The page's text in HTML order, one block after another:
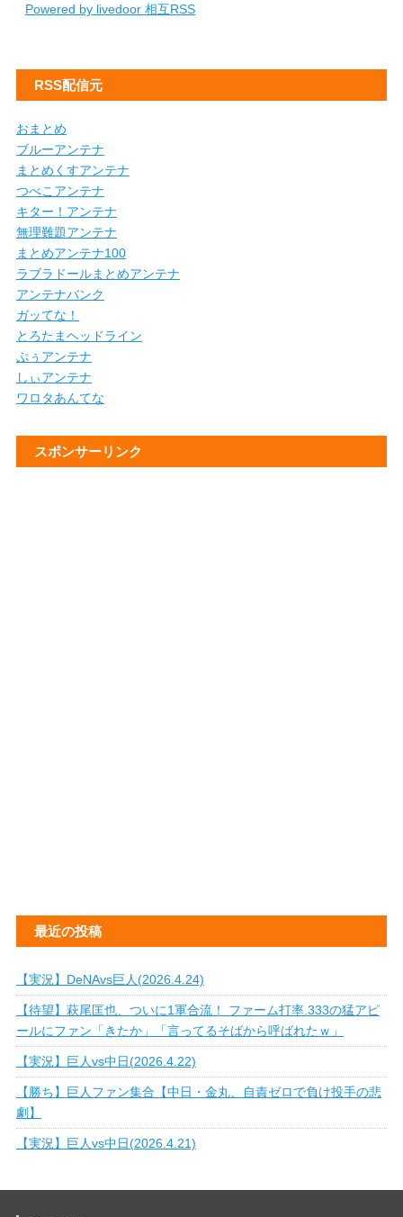
Powered by livedoor 相互RSS
RSS配信元
おまとめ
ブルーアンテナ
まとめくすアンテナ
つべこアンテナ
キター！アンテナ
無理難題アンテナ
まとめアンテナ100
ラブラドールまとめアンテナ
アンテナバンク
ガッてな！
とろたまヘッドライン
ぷぅアンテナ
しぃアンテナ
ワロタあんてな
スポンサーリンク
最近の投稿
【実況】DeNAvs巨人(2026.4.24)
【待望】萩尾匡也、ついに1軍合流！ ファーム打率.333の猛アピ
ールにファン「きたか」「言ってるそばから呼ばれたｗ」
【実況】巨人vs中日(2026.4.22)
【勝ち】巨人ファン集合【中日・金丸、自責ゼロで負け投手の悲
劇】
【実況】巨人vs中日(2026.4.21)